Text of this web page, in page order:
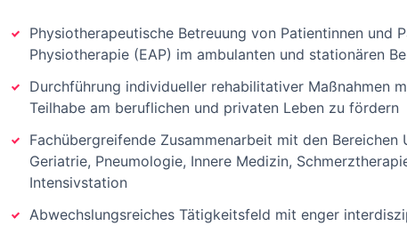
Physiotherapeutische Betreuung von Patientinnen
Physiotherapie (EAP) im ambulanten und stationären
Durchführung individueller rehabilitativer Maßnahmen
Teilhabe am beruflichen und privaten Leben zu fördern
Fachübergreifende Zusammenarbeit mit den
Geriatrie, Pneumologie, Innere Medizin,
Intensivstation
Abwechslungsreiches Tätigkeitsfeld mit enger